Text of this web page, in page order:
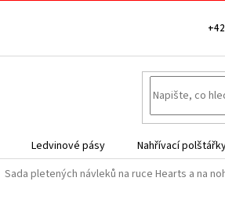
Ledvinové pásy Nahřívací
Sada pletených návleků na ruce Hearts a na